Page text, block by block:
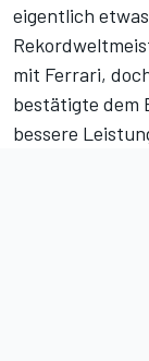
eigentlich
mit Ferrari,
bestätigte dem
bessere